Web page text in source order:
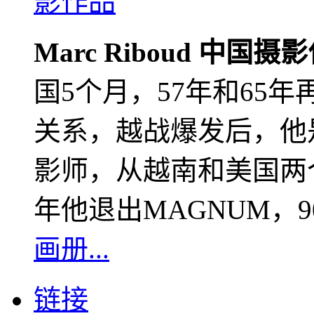
Marc Riboud 中国摄
国5个月，57年和65年
关系，越战爆发后，
影师，从越南和美国
年他退出MAGNUM，
画册...
链接